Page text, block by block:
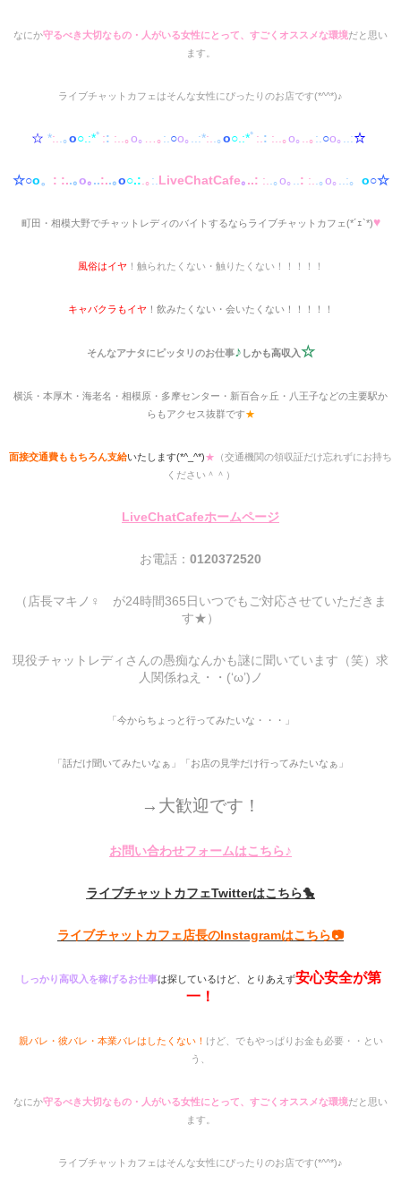
なにか守るべき大切なもの・人がいる女性にとって、すごくオススメな環境だと思い
ます。
ライブチャットカフェはそんな女性にぴったりのお店です(*^^*)♪
☆ *:..｡o○.:*ﾟ :: :..｡o｡ …｡:.○o｡..:*:..｡o○.:*ﾟ :.: :..｡o｡..｡:.○o｡..:☆
☆○o。 : :..｡o｡..:..｡o○.:.｡:.LiveChatCafe｡..: :..｡o｡..: :..｡o｡..:。 o○☆
町田・相模大野でチャットレディのバイトするならライブチャットカフェ(*´ｪ`*)♥
風俗はイヤ ！触られたくない・触りたくない！！！！！
キャバクラもイヤ ！飲みたくない・会いたくない！！！！！
そんなアナタにピッタリのお仕事♪ しかも高収入☆
横浜・本厚木・海老名・相模原・多摩センター・新百合ヶ丘・八王子などの主要駅か
らもアクセス抜群です★
面接交通費ももちろん支給いたします(*^_^*)★ （交通機関の領収証だけ忘れずにお持ち
ください＾＾）
LiveChatCafeホームページ
お電話： 0120372520
（店長マキノ♀ が24時間365日いつでもご対応させていただきま
す★）
現役チャットレディさんの愚痴なんかも謎に聞いています（笑）求
人関係ねえ・・(‘ω’)ノ
「今からちょっと行ってみたいな・・・」
「話だけ聞いてみたいなぁ」「お店の見学だけ行ってみたいなぁ」
→大歓迎です！
お問い合わせフォームはこちら♪
ライブチャットカフェTwitterはこちら🐤
ライブチャットカフェ店長のInstagramはこちら📷
しっかり高収入を稼げるお仕事は探しているけど、とりあえず安心安全が第
一！
親バレ・彼バレ・本業バレはしたくない！ けど、でもやっぱりお金も必要・・とい
う、
なにか守るべき大切なもの・人がいる女性にとって、すごくオススメな環境だと思い
ます。
ライブチャットカフェはそんな女性にぴったりのお店です(*^^*)♪